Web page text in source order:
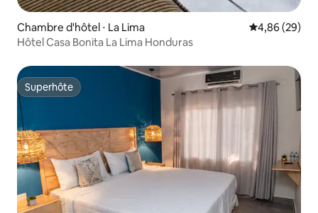
Chambre d'hôtel ⋅ La Lima Évaluation
4,86 (29)
Hôtel Casa Bonita La Lima Honduras
Superhôte
Superhôte